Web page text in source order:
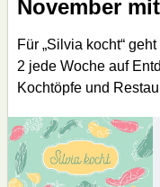
November
Für „Silvia kocht“
2 jede Woche auf
Kochtöpfe und